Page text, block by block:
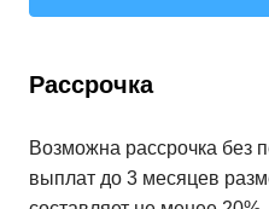
Рассрочка
Возможна рассрочка без
выплат до 3 месяцев